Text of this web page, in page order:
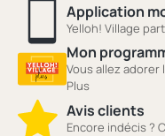
Application
Yelloh! Village
Mon
Vous allez adorer
Plus
Avis clients
Encore indécis ?